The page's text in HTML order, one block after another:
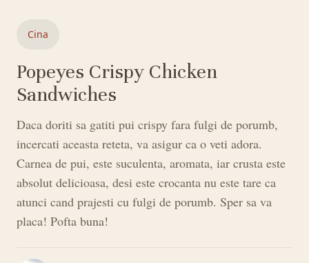
Cina
Popeyes Crispy Chicken
Sandwiches
Daca doriti sa gatiti pui crispy fara fulgi de porumb,
incercati aceasta reteta, va asigur ca o veti adora.
Carnea de pui, este suculenta, aromata, iar crusta este
absolut delicioasa, desi este crocanta nu este tare ca
atunci cand prajesti cu fulgi de porumb. Sper sa va
placa! Pofta buna!